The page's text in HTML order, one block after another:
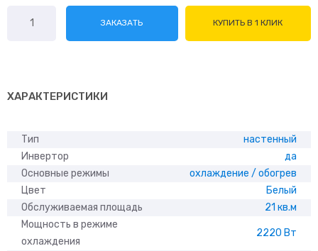
товара
ICE20FVS1R-
ЗАКАЗАТЬ КУПИТЬ В 1 КЛИК
ХАРАКТЕРИСТИКИ
Тип
настенный
Инвертор
да
Основные режимы
охлаждение / обогрев
Цвет
Белый
Обслуживаемая площадь
21 кв.м
Мощность в режиме
охлаждения
2220 Вт